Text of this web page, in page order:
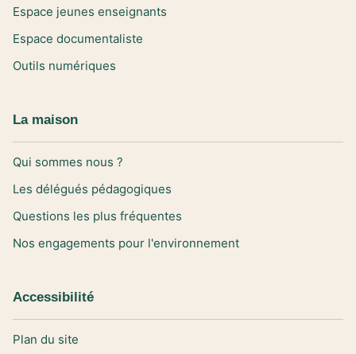
Espace jeunes enseignants
Espace documentaliste
Outils numériques
La maison
Qui sommes nous ?
Les délégués pédagogiques
Questions les plus fréquentes
Nos engagements pour l'environnement
Accessibilité
Plan du site